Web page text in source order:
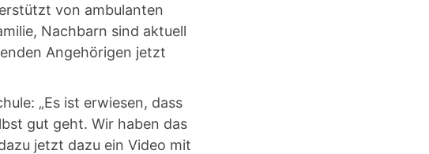
von ambulanten
Nachbarn sind aktuell
Angehörigen jetzt
„Es ist erwiesen, dass
gut geht. Wir haben das
jetzt dazu ein Video mit